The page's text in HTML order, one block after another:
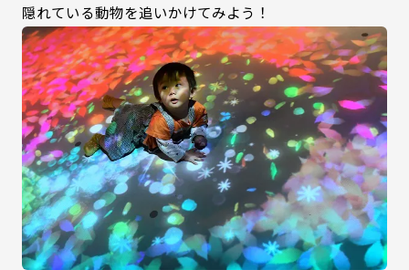
隠れている動物を追いかけてみよう！